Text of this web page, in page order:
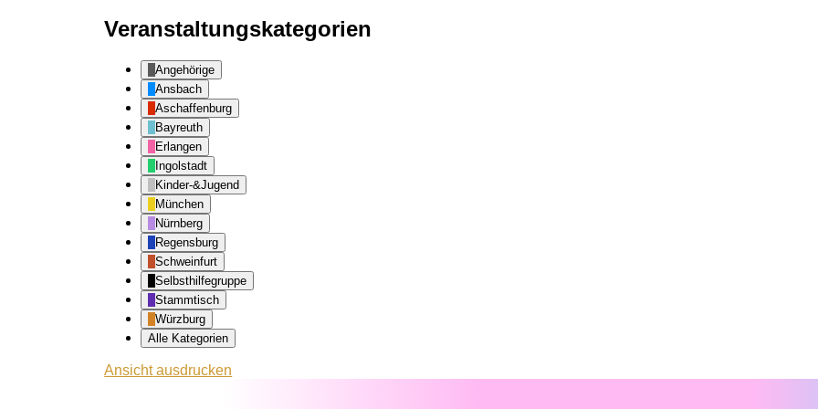
Veranstaltungskategorien
Angehörige
Ansbach
Aschaffenburg
Bayreuth
Erlangen
Ingolstadt
Kinder-&Jugend
München
Nürnberg
Regensburg
Schweinfurt
Selbsthilfegruppe
Stammtisch
Würzburg
Alle Kategorien
Ansichtausdrucken